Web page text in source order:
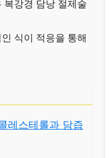
복강경 담낭 절제술
식이 적응을 통해
레스테롤과 담즙